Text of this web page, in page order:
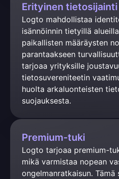
Erityinen tietosijainti
Logto mahdollistaa
isännöinnin tietyillä
paikallisten määräysten
parantaakseen
tarjoaa yrityksille
tietosuvereniteetin
huolta arkaluonteisten
suojauksesta.
Premium-tuki
Logto tarjoaa premium-
mikä varmistaa nopean
ongelmanratkaisun.